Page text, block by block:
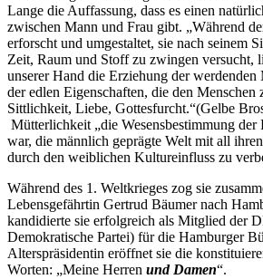
Lange die Auffassung, dass es einen
zwischen Mann und Frau gibt. „Während
erforscht und umgestaltet, sie nach seinem
Zeit, Raum und Stoff zu zwingen versucht,
unserer Hand die Erziehung der werdenden
der edlen Eigenschaften, die den Menschen
Sittlichkeit, Liebe, Gottesfurcht.“(Gelbe
Mütterlichkeit „die Wesensbestimmung der
war, die männlich geprägte Welt mit all
durch den weiblichen Kultureinfluss zu
Während des 1. Weltkrieges zog sie
Lebensgefährtin Gertrud Bäumer nach
kandidierte sie erfolgreich als Mitglied der
Demokratische Partei) für die Hamburger
Alterspräsidentin eröffnet sie die
Worten: „Meine Herren und Damen“.